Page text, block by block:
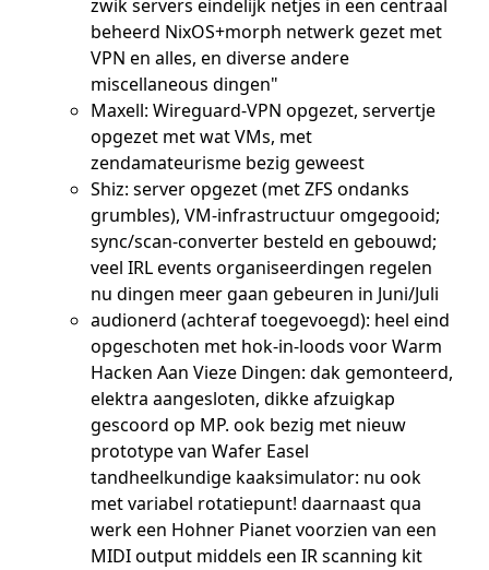
zwik servers eindelijk netjes in een centraal
beheerd NixOS+morph netwerk gezet met
VPN en alles, en diverse andere
miscellaneous dingen"
Maxell: Wireguard-VPN opgezet, servertje
opgezet met wat VMs, met
zendamateurisme bezig geweest
Shiz: server opgezet (met ZFS ondanks
grumbles), VM-infrastructuur omgegooid;
sync/scan-converter besteld en gebouwd;
veel IRL events organiseerdingen regelen
nu dingen meer gaan gebeuren in Juni/Juli
audionerd (achteraf toegevoegd): heel eind
opgeschoten met hok-in-loods voor Warm
Hacken Aan Vieze Dingen: dak gemonteerd,
elektra aangesloten, dikke afzuigkap
gescoord op MP. ook bezig met nieuw
prototype van Wafer Easel
tandheelkundige kaaksimulator: nu ook
met variabel rotatiepunt! daarnaast qua
werk een Hohner Pianet voorzien van een
MIDI output middels een IR scanning kit